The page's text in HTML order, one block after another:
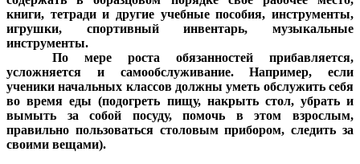
книги, тетради и другие учебные пособия, инструменты,
игрушки, спортивный инвентарь, музыкальные
инструменты.
По мере роста обязанностей прибавляется,
усложняется и самообслуживание. Например, если
ученики начальных классов должны уметь обслужить себя
во время еды (подогреть пищу, накрыть стол, убрать и
вымыть за собой посуду, помочь в этом взрослым,
правильно пользоваться столовым прибором, следить за
своими вещами).